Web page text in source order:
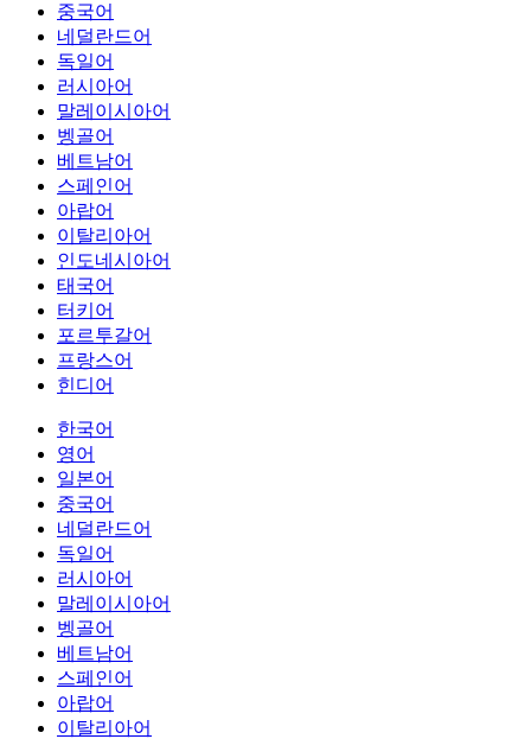
중국어
네덜란드어
독일어
러시아어
말레이시아어
벵골어
베트남어
스페인어
아랍어
이탈리아어
인도네시아어
태국어
터키어
포르투갈어
프랑스어
힌디어
한국어
영어
일본어
중국어
네덜란드어
독일어
러시아어
말레이시아어
벵골어
베트남어
스페인어
아랍어
이탈리아어